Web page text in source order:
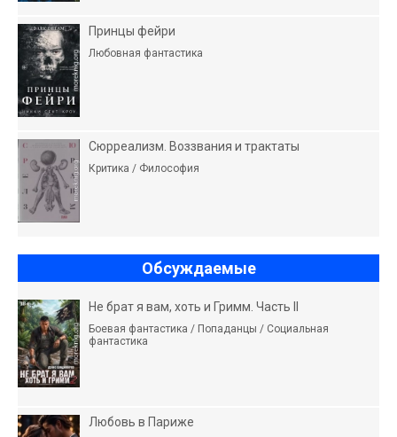
Принцы фейри
Любовная фантастика
Сюрреализм. Воззвания и трактаты
Критика / Философия
Обсуждаемые
Не брат я вам, хоть и Гримм. Часть II
Боевая фантастика / Попаданцы / Социальная
фантастика
Любовь в Париже